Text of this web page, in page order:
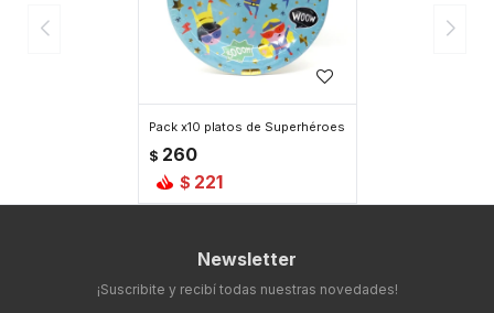
Pack x10 platos de Superhéroes
$ 260
$ 221
Newsletter
¡Suscribite y recibí todas nuestras novedades!